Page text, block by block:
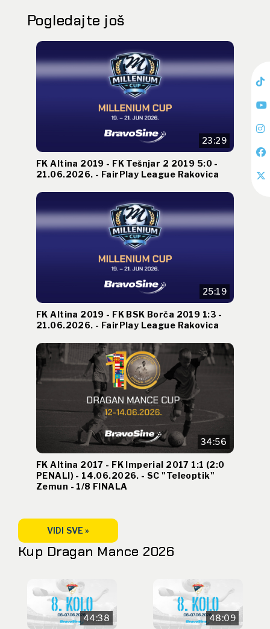
Pogledajte još
23:29
FK Altina 2019 - FK Tešnjar 2 2019 5:0 -
21.06.2026. - FairPlay League Rakovica
25:19
FK Altina 2019 - FK BSK Borča 2019 1:3 -
21.06.2026. - FairPlay League Rakovica
34:56
FK Altina 2017 - FK Imperial 2017 1:1 (2:0
PENALI) - 14.06.2026. - SC "Teleoptik"
Zemun - 1/8 FINALA
VIDI SVE »
Kup Dragan Mance 2026
44:38 48:09